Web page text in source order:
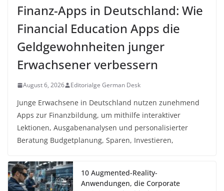
Finanz-Apps in Deutschland: Wie
Financial Education Apps die
Geldgewohnheiten junger
Erwachsener verbessern
August 6, 2026 Editorialge German Desk
Junge Erwachsene in Deutschland nutzen zunehmend
Apps zur Finanzbildung, um mithilfe interaktiver
Lektionen, Ausgabenanalysen und personalisierter
Beratung Budgetplanung, Sparen, Investieren,
10 Augmented-Reality-
Anwendungen, die Corporate